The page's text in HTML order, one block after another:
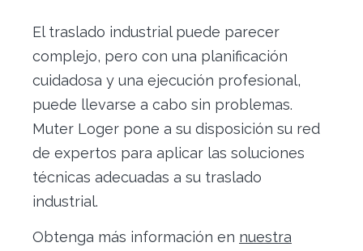
El traslado industrial puede parecer
complejo, pero con una planificación
cuidadosa y una ejecución profesional,
puede llevarse a cabo sin problemas.
Muter Loger pone a su disposición su red
de expertos para aplicar las soluciones
técnicas adecuadas a su traslado
industrial.
Obtenga más información en nuestra